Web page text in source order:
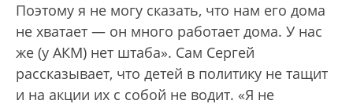
Поэтому я не могу сказать, что нам его дома
не хватает — он много работает дома. У нас
же (у АКМ) нет штаба». Сам Сергей
рассказывает, что детей в политику не тащит
и на акции их с собой не водит. «Я не